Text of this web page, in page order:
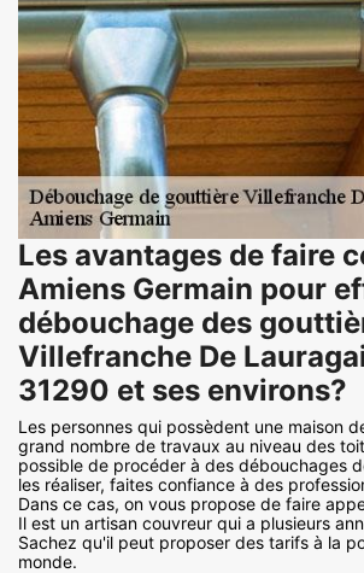
Les avantages de faire
Amiens Germain pour
débouchage des
Villefranche De
31290 et ses environs?
Les personnes qui possèdent une maison
grand nombre de travaux au niveau des
possible de procéder à des débouchages
les réaliser, faites confiance à des
Dans ce cas, on vous propose de faire
Il est un artisan couvreur qui a plusieurs
Sachez qu'il peut proposer des tarifs à la
monde.